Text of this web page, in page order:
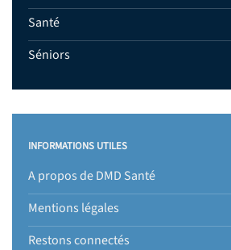
Santé
Séniors
INFORMATIONS UTILES
A propos de DMD Santé
Mentions légales
Restons connectés